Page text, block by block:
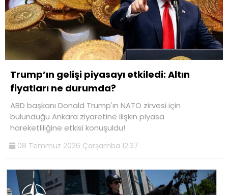
Trump’ın gelişi piyasayı etkiledi: Altın
fiyatları ne durumda?
ABD başkanı Donald Trump'ın NATO zirvesi için
bulunduğu Ankara ziyaretine ilişkin piyasa
hareketliliğine etkisi konuşuldu!
08 Temmuz 2026 Çarşamba 12:37